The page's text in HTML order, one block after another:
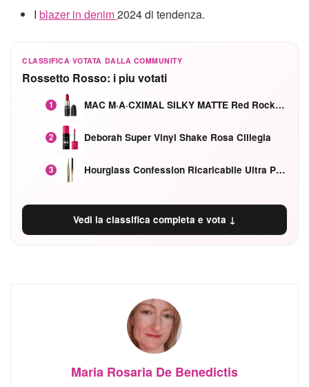
Iblazer in denim2024 di tendenza.
CLASSIFICA VOTATA DALLA COMMUNITY
Rossetto Rosso: i piu votati
1 MAC M·A·CXIMAL SILKY MATTE Red Rock mat
2 Deborah Super Vinyl Shake Rosa Ciliegia
3 Hourglass Confession Ricaricabile Ultra Preciso Ad Alta Intensità Secretly Classic Red
Vedi la classifica completa e vota ↓
Maria Rosaria De Benedictis